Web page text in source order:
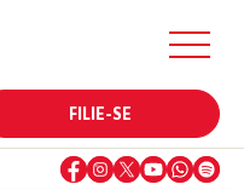
FILIE-SE